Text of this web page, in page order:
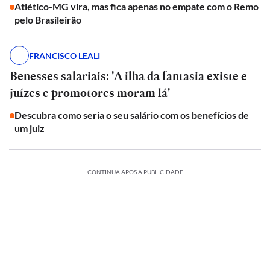
Atlético-MG vira, mas fica apenas no empate com o Remo
pelo Brasileirão
FRANCISCO LEALI
Benesses salariais: 'A ilha da fantasia existe e
juízes e promotores moram lá'
Descubra como seria o seu salário com os benefícios de
um juiz
CONTINUA APÓS A PUBLICIDADE